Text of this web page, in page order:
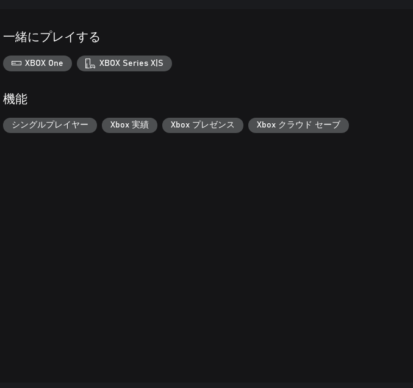
一緒にプレイする
XBOX One XBOX Series X|S
機能
シングルプレイヤー Xbox 実績 Xbox プレゼンス Xbox クラウド セーブ